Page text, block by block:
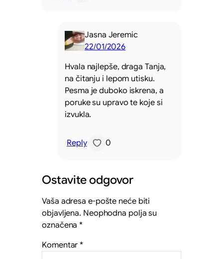
Jasna Jeremic
22/01/2026
Hvala najlepše, draga Tanja,
na čitanju i lepom utisku.
Pesma je duboko iskrena, a
poruke su upravo te koje si
izvukla.
/Reply/ 0
Ostavite odgovor
Vaša adresa e-pošte neće biti
objavljena. Neophodna polja su
označena*
Komentar*